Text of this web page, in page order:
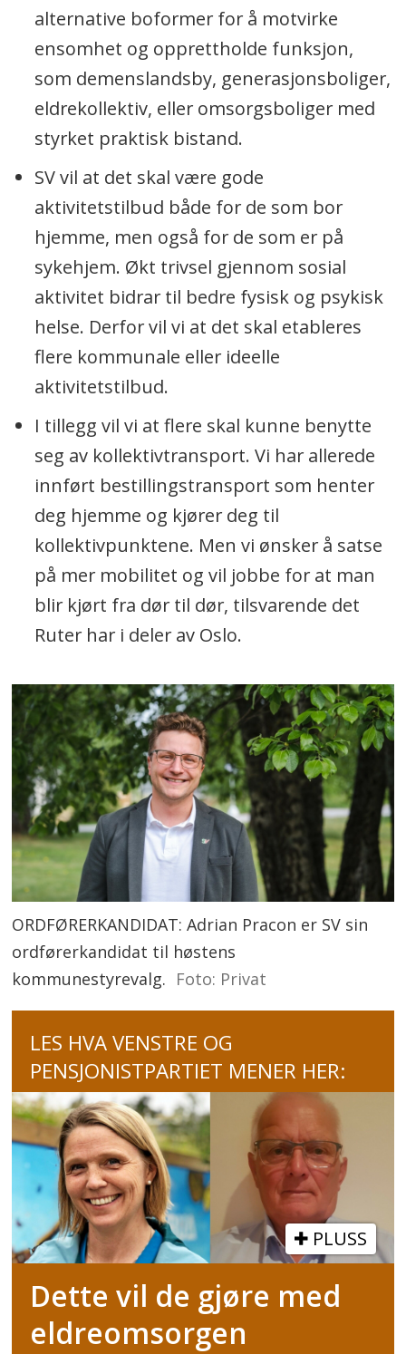
alternative boformer for å motvirke
ensomhet og opprettholde funksjon,
som demenslandsby, generasjonsboliger,
eldrekollektiv, eller omsorgsboliger med
styrket praktisk bistand.
SV vil at det skal være gode
aktivitetstilbud både for de som bor
hjemme, men også for de som er på
sykehjem. Økt trivsel gjennom sosial
aktivitet bidrar til bedre fysisk og psykisk
helse. Derfor vil vi at det skal etableres
flere kommunale eller ideelle
aktivitetstilbud.
I tillegg vil vi at flere skal kunne benytte
seg av kollektivtransport. Vi har allerede
innført bestillingstransport som henter
deg hjemme og kjører deg til
kollektivpunktene. Men vi ønsker å satse
på mer mobilitet og vil jobbe for at man
blir kjørt fra dør til dør, tilsvarende det
Ruter har i deler av Oslo.
ORDFØRERKANDIDAT: Adrian Pracon er SV sin
ordførerkandidat til høstens
kommunestyrevalg. Foto: Privat
LES HVA VENSTRE OG
PENSJONISTPARTIET MENER HER:
PLUSS
Dette vil de gjøre med
eldreomsorgen